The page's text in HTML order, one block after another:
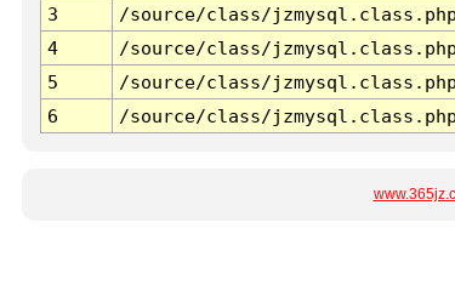
3
/source/class/jzmysql.class.php
4
/source/class/jzmysql.class.php
5
/source/class/jzmysql.class.php
6
/source/class/jzmysql.class.php